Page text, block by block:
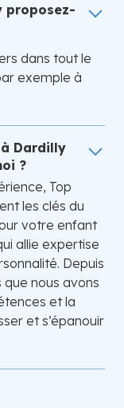
proposez-
dans tout le
exemple à
Dardilly
?
Top
les clés du
votre enfant
allie expertise
Depuis
nous avons
et la
et s’épanouir